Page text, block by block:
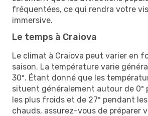
fréquentées, ce qui rendra votre
immersive.
Le temps à Craiova
Le climat à Craiova peut varier en
saison. La température varie
30º. Étant donné que les
situent généralement autour de 0º
les plus froids et de 27º pendant
chauds, assurez-vous de préparer